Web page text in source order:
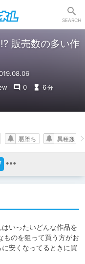
SEARCH
販売数の多い作
0 6分
悪堕ち 異種姦
いったいどんな作品を
ものを狙って買う方がお
安くなってるときに買